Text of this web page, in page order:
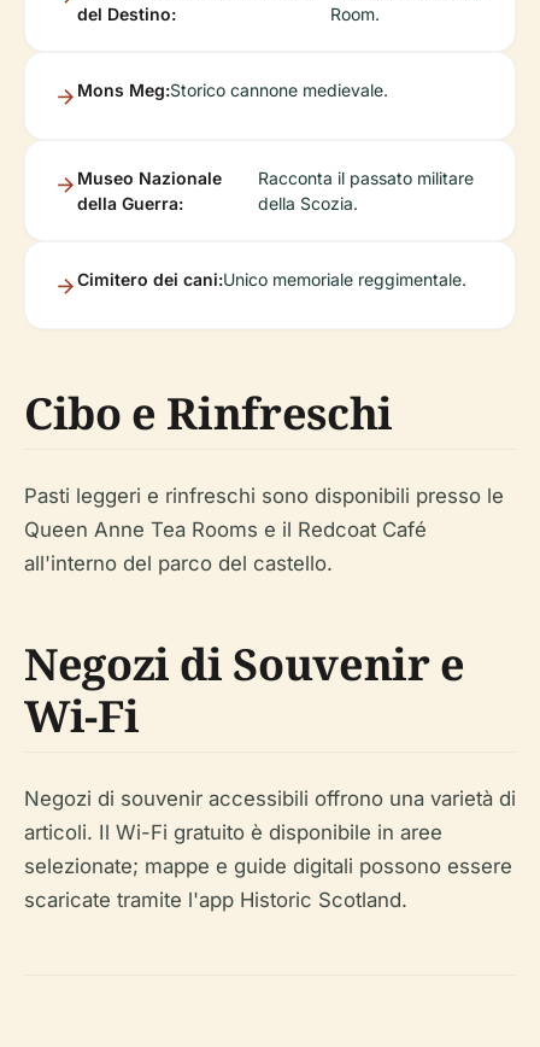
del Destino:
Room.
Mons Meg:Storico cannone medievale.
Museo Nazionale
della Guerra:
Racconta il passato militare
della Scozia.
Cimitero dei cani:Unico memoriale reggimentale.
Cibo e Rinfreschi
Pasti leggeri e rinfreschi sono disponibili presso le
Queen Anne Tea Rooms e il Redcoat Café
all'interno del parco del castello.
Negozi di Souvenir e
Wi-Fi
Negozi di souvenir accessibili offrono una varietà di
articoli. Il Wi-Fi gratuito è disponibile in aree
selezionate; mappe e guide digitali possono essere
scaricate tramite l'app Historic Scotland.